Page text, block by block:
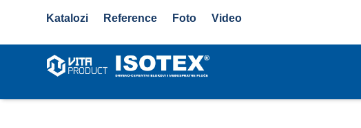
Katalozi Reference Foto Video